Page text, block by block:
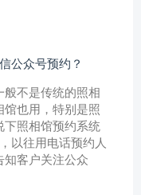
公众号预约？
不是传统的照相
也用，特别是照
下照相馆预约系统
以往用电话预约人
客户关注公众